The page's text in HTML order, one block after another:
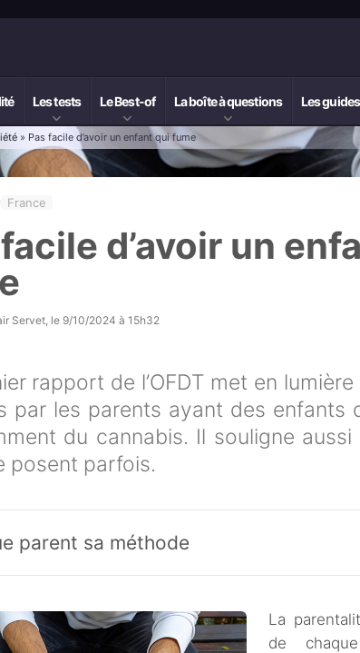
Les tests Le Best-of La boîte à questions Les guides
» Pas facile d’avoir un enfant qui fume
France
d’avoir un
Servet , le 9/10/2024 à 15h32
rapport de l’OFDT met en
par les parents ayant des enfants
du cannabis. Il souligne aussi
posent parfois.
parent sa méthode
La
de